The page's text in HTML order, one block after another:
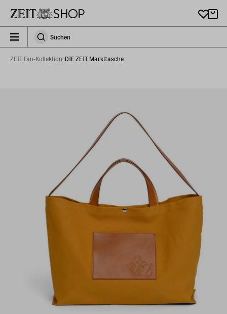
zeit_storefront.components.search.collapsed
SuchenSuchen
ZEIT Fan-Kollektion DIE ZEIT Markttasche